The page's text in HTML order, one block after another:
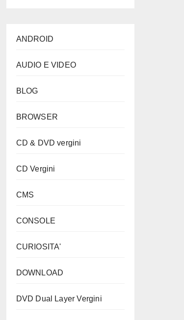
ANDROID
AUDIO E VIDEO
BLOG
BROWSER
CD & DVD vergini
CD Vergini
CMS
CONSOLE
CURIOSITA'
DOWNLOAD
DVD Dual Layer Vergini